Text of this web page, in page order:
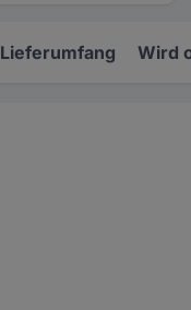
Lieferumfang Wird